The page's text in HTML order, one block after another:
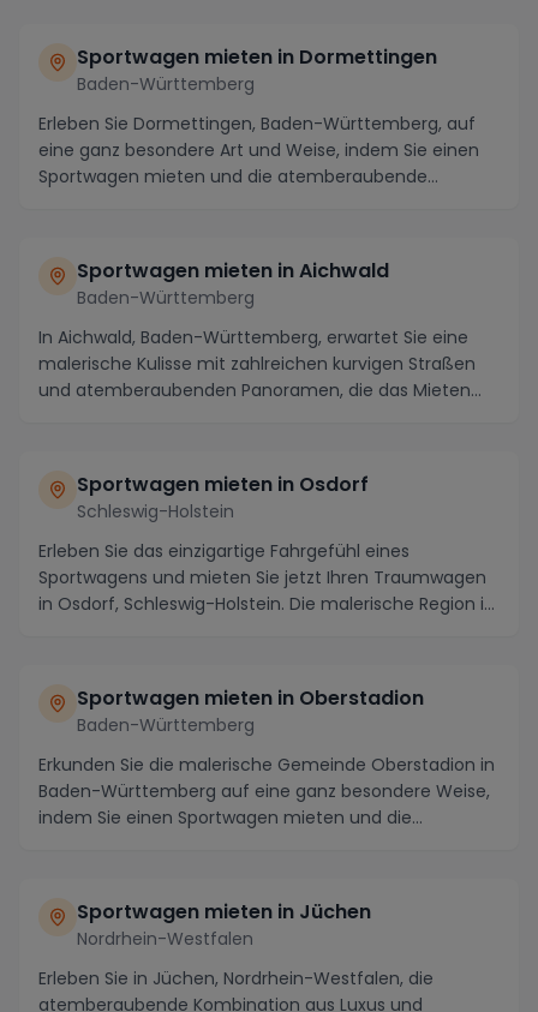
Sportwagen mieten in Dormettingen
Baden-Württemberg
Erleben Sie Dormettingen, Baden-Württemberg, auf
eine ganz besondere Art und Weise, indem Sie einen
Sportwagen mieten und die atemberaubende
Sportwagen mieten in Aichwald
Baden-Württemberg
In Aichwald, Baden-Württemberg, erwartet Sie eine
malerische Kulisse mit zahlreichen kurvigen Straßen
und atemberaubenden Panoramen, die das Mieten
Sportwagen mieten in Osdorf
Schleswig-Holstein
Erleben Sie das einzigartige Fahrgefühl eines
Sportwagens und mieten Sie jetzt Ihren Traumwagen
in Osdorf, Schleswig-Holstein. Die malerische Region i...
Sportwagen mieten in Oberstadion
Baden-Württemberg
Erkunden Sie die malerische Gemeinde Oberstadion in
Baden-Württemberg auf eine ganz besondere Weise,
indem Sie einen Sportwagen mieten und die
Sportwagen mieten in Jüchen
Nordrhein-Westfalen
Erleben Sie in Jüchen, Nordrhein-Westfalen, die
atemberaubende Kombination aus Luxus und